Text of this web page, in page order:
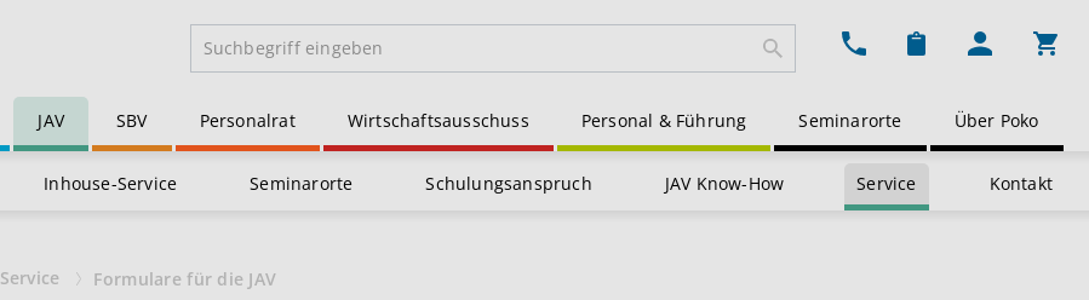
JAV SBV Personalrat Wirtschaftsausschuss Personal & Führung Seminarorte Über Poko
Inhouse-Service Seminarorte Schulungsanspruch JAV Know-How Service Kontakt
Service Formulare für die JAV